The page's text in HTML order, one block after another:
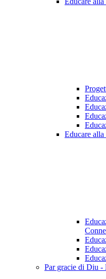
Educare
Par gracie di Diu -